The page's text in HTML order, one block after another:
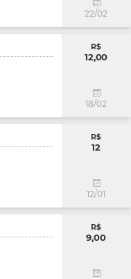
22/02
R$
12,00
18/02
R$
12
12/01
R$
9,00